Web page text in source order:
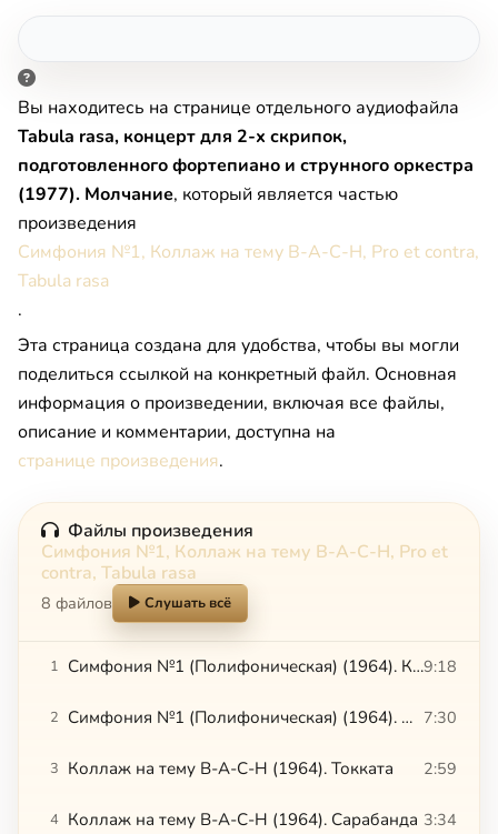
Вы находитесь на странице отдельного аудиофайла
Tabula rasa, концерт для 2-х скрипок,
подготовленного фортепиано и струнного оркестра
(1977). Молчание, который является частью
произведения
Симфония №1, Коллаж на тему B-A-C-H, Pro et contra,
Tabula rasa
.
Эта страница создана для удобства, чтобы вы могли
поделиться ссылкой на конкретный файл. Основная
информация о произведении, включая все файлы,
описание и комментарии, доступна на
странице произведения.
Файлы произведения
Симфония №1, Коллаж на тему B-A-C-H, Pro et
contra, Tabula rasa
8 файлов Слушать всё
1 Симфония №1 (Полифоническая) (1964). Каноны9:18
2 Симфония №1 (Полифоническая) (1964). Прелюдия и фуга 7:30
3 Коллаж на тему B-A-C-H (1964). Токката 2:59
4 Коллаж на тему B-A-C-H (1964). Сарабанда 3:34